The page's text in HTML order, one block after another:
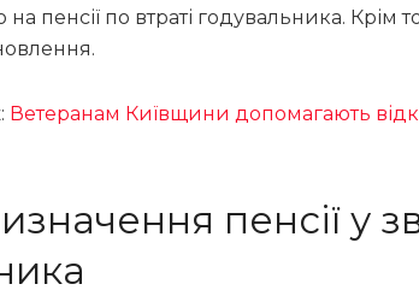
пенсії по втраті годувальника. Крім
Ветеранам Київщини допомагають
пенсії у